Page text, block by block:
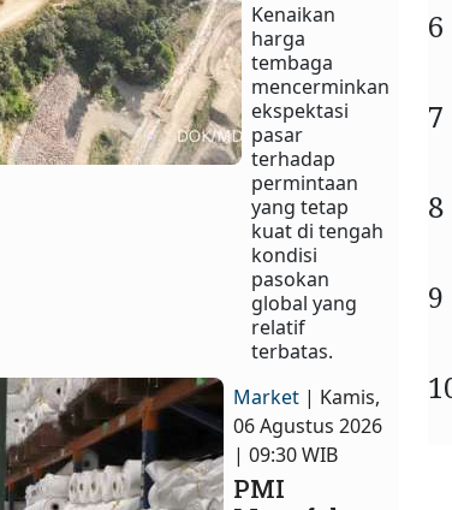
Kenaikan
harga
tembaga
mencerminkan
ekspektasi
pasar
terhadap
permintaan
yang tetap
kuat di tengah
kondisi
pasokan
global yang
relatif
terbatas.
Market | Kamis,
06 Agustus 2026
| 09:30 WIB
PMI
6
7
8
9